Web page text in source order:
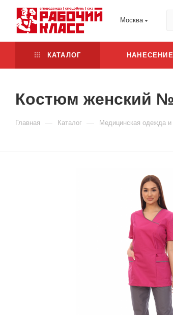
Москва
КАТАЛОГ
Костюм женский
Главная — Каталог — Медицинская одежда и